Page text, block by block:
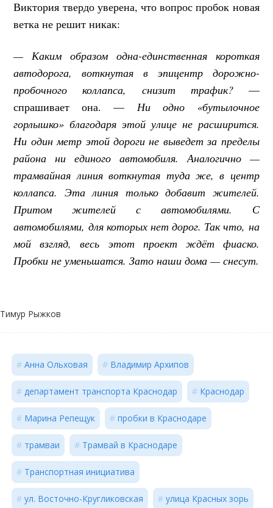
Виктория твердо уверена, что вопрос пробок новая
ветка не решит никак:
— Каким образом одна-единственная короткая
автодорога, воткнутая в эпицентр дорожно-
пробочного коллапса, снизит трафик? —
спрашивает она. — Ни одно «бутылочное
горлышко» благодаря этой улице не расширится.
Ни один метр этой дороги не выведет за пределы
района ни единого автомобиля. Аналогично —
трамвайная линия воткнутая туда же, в центр
коллапса. Эта линия только добавит жителей.
Притом жителей с автомобилями. С
автомобилями, для которых нет дорог. Так что, на
мой взгляд, весь этот проект ждёт фиаско.
Пробки не уменьшатся. Зато наши дома — снесут.
Тимур Рыжков
Анна Ольховая Владимир Архипов
департамент транспорта Краснодар Краснодар
Марина Репещук пробки в Краснодаре
трамваи Трамвай в Краснодаре
Транспортная инициатива
ул. Восточно-Кругликовская улица Красных зорь